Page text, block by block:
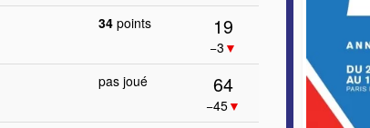
34 points 19
−3 ▼
pas joué 64
−45▼